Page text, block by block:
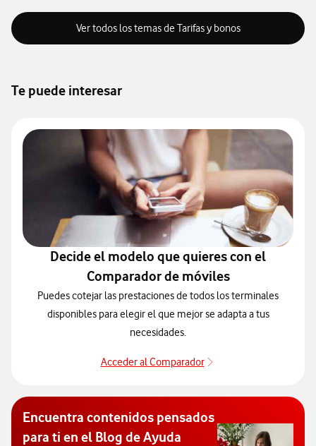
Ver todos los temas de Tarifas y bonos
Te puede interesar
Decide el modelo que quieres con el
Comparador de móviles
Puedes cotejar las prestaciones de todos los terminales
disponibles para elegir el que mejor se adapta a tus
necesidades.
Acceder al Comparador
Encuentra contenidos pensados
para ti en el Blog de Ayuda